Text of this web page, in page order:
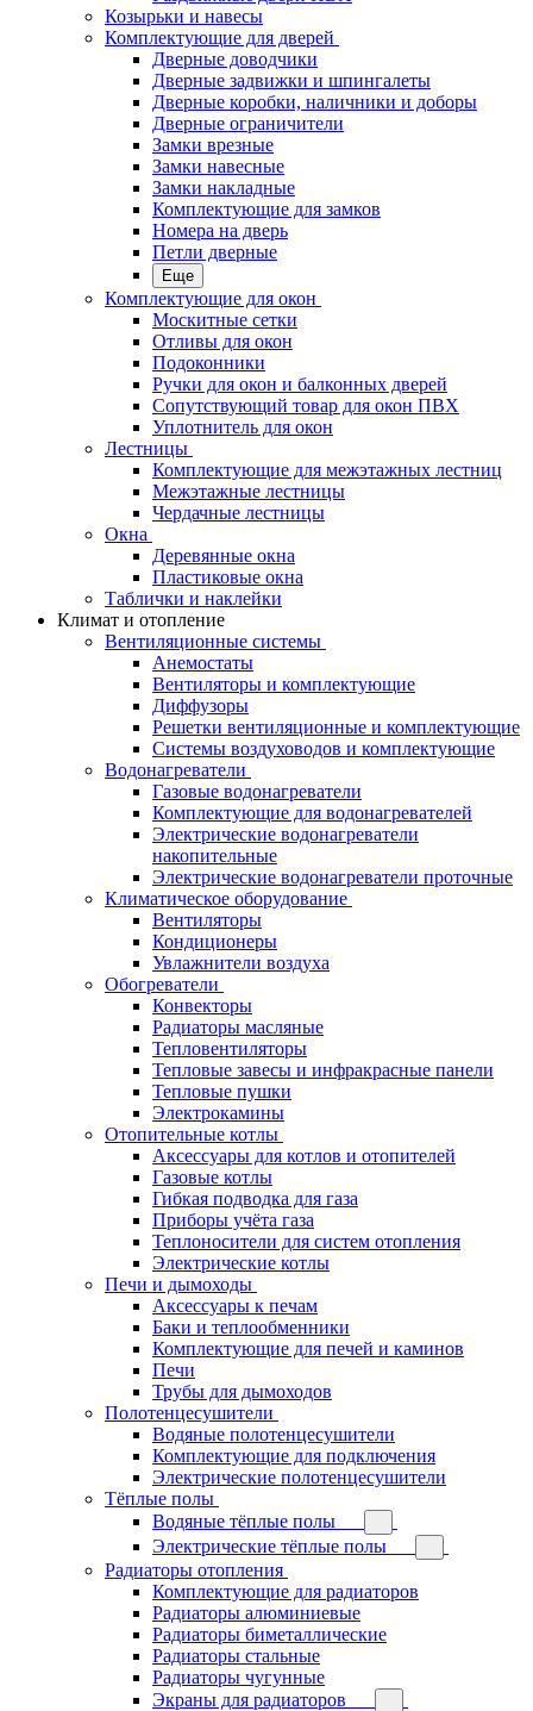
Козырьки и навесы
Комплектующие для дверей
Дверные доводчики
Дверные задвижки и шпингалеты
Дверные коробки, наличники и доборы
Дверные ограничители
Замки врезные
Замки навесные
Замки накладные
Комплектующие для замков
Номера на дверь
Петли дверные
Еще
Комплектующие для окон
Москитные сетки
Отливы для окон
Подоконники
Ручки для окон и балконных дверей
Сопутствующий товар для окон ПВХ
Уплотнитель для окон
Лестницы
Комплектующие для межэтажных лестниц
Межэтажные лестницы
Чердачные лестницы
Окна
Деревянные окна
Пластиковые окна
Таблички и наклейки
Климат и отопление
Вентиляционные системы
Анемостаты
Вентиляторы и комплектующие
Диффузоры
Решетки вентиляционные и комплектующие
Системы воздуховодов и комплектующие
Водонагреватели
Газовые водонагреватели
Комплектующие для водонагревателей
Электрические водонагреватели
накопительные
Электрические водонагреватели проточные
Климатическое оборудование
Вентиляторы
Кондиционеры
Увлажнители воздуха
Обогреватели
Конвекторы
Радиаторы масляные
Тепловентиляторы
Тепловые завесы и инфракрасные панели
Тепловые пушки
Электрокамины
Отопительные котлы
Аксессуары для котлов и отопителей
Газовые котлы
Гибкая подводка для газа
Приборы учёта газа
Теплоносители для систем отопления
Электрические котлы
Печи и дымоходы
Аксессуары к печам
Баки и теплообменники
Комплектующие для печей и каминов
Печи
Трубы для дымоходов
Полотенцесушители
Водяные полотенцесушители
Комплектующие для подключения
Электрические полотенцесушители
Тёплые полы
Водяные тёплые полы
Электрические тёплые полы
Радиаторы отопления
Комплектующие для радиаторов
Радиаторы алюминиевые
Радиаторы биметаллические
Радиаторы стальные
Радиаторы чугунные
Экраны для радиаторов